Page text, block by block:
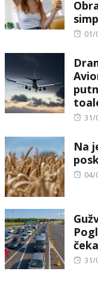
01/
31/
Na
04/
31/